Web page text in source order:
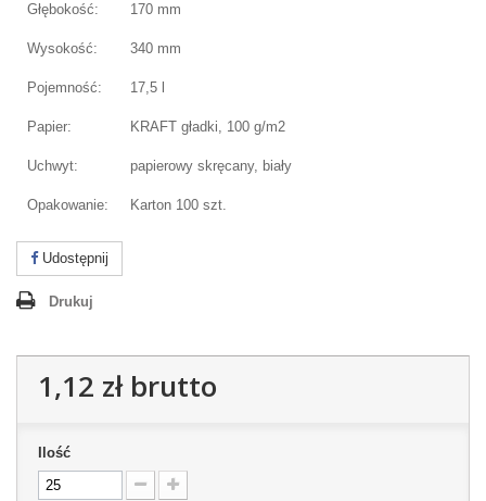
Głębokość: 170 mm
Wysokość: 340 mm
Pojemność: 17,5 l
Papier: KRAFT gładki, 100 g/m2
Uchwyt: papierowy skręcany, biały
Opakowanie: Karton 100 szt.
Udostępnij
Drukuj
1,12 złbrutto
Ilość